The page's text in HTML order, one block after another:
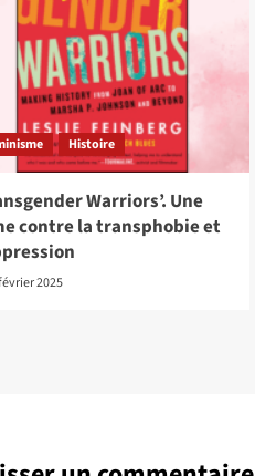
Histoire
Warriors’. Une
contre la transphobie et
2025